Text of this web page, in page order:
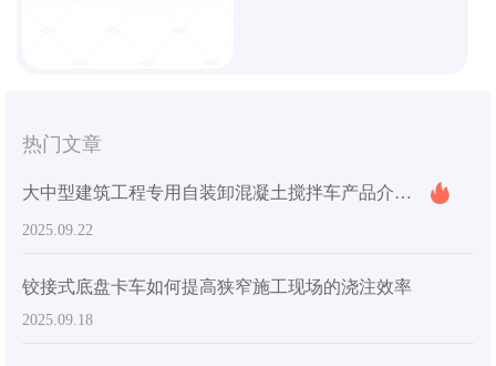
热门文章
大中型建筑工程专用自装卸混凝土搅拌车产品介绍及性能优势
2025.09.22
铰接式底盘卡车如何提高狭窄施工现场的浇注效率
2025.09.18